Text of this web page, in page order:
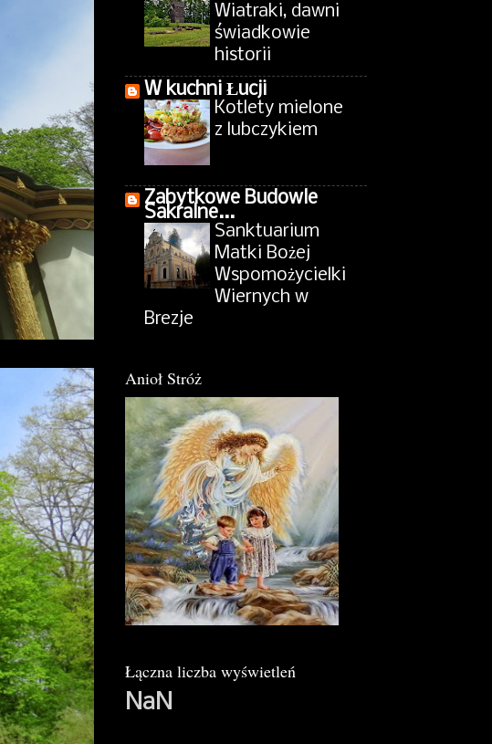
Wiatraki, dawni
świadkowie
historii
W kuchni Łucji
Kotlety mielone
z lubczykiem
Zabytkowe Budowle
Sakralne...
Sanktuarium
Matki Bożej
Wspomożycielki
Wiernych w
Brezje
Anioł Stróż
Łączna liczba wyświetleń
NaN